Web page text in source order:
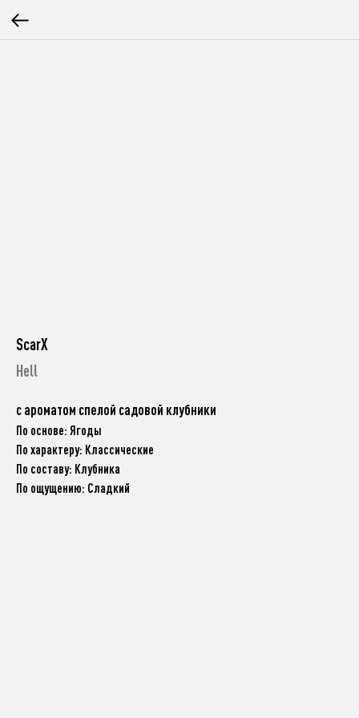
ScarX
Hell
с ароматом спелой садовой клубники
По основе: Ягоды
По характеру: Классические
По составу: Клубника
По ощущению: Сладкий